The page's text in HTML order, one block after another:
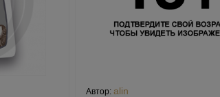
Автор: alin